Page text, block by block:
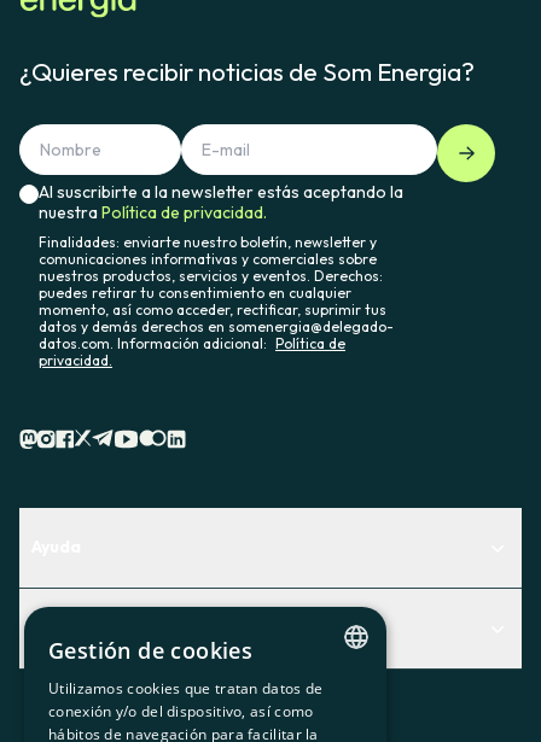
¿Quieres recibir noticias de Som Energia?
Al suscribirte a la newsletter estás aceptando la
nuestraPolítica de privacidad.
Finalidades: enviarte nuestro boletín, newsletter y
comunicaciones informativas y comerciales sobre
nuestros productos, servicios y eventos. Derechos:
puedes retirar tu consentimiento en cualquier
momento, así como acceder, rectificar, suprimir tus
datos y demás derechos en somenergia@delegado-
datos.com. Información adicional: Política de
privacidad.
Descubre qué servicio te encaja mejor
Contacto
Actualidad
El rincón de la socia
CATALAN
Gestión de cookies
Utilizamos cookies que tratan datos de
conexión y/o del dispositivo, así como
hábitos de navegación para facilitar la